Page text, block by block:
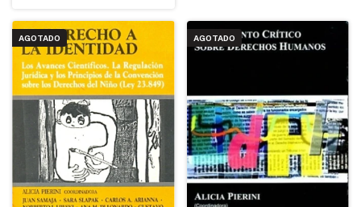
AGOTADO AGOTADO